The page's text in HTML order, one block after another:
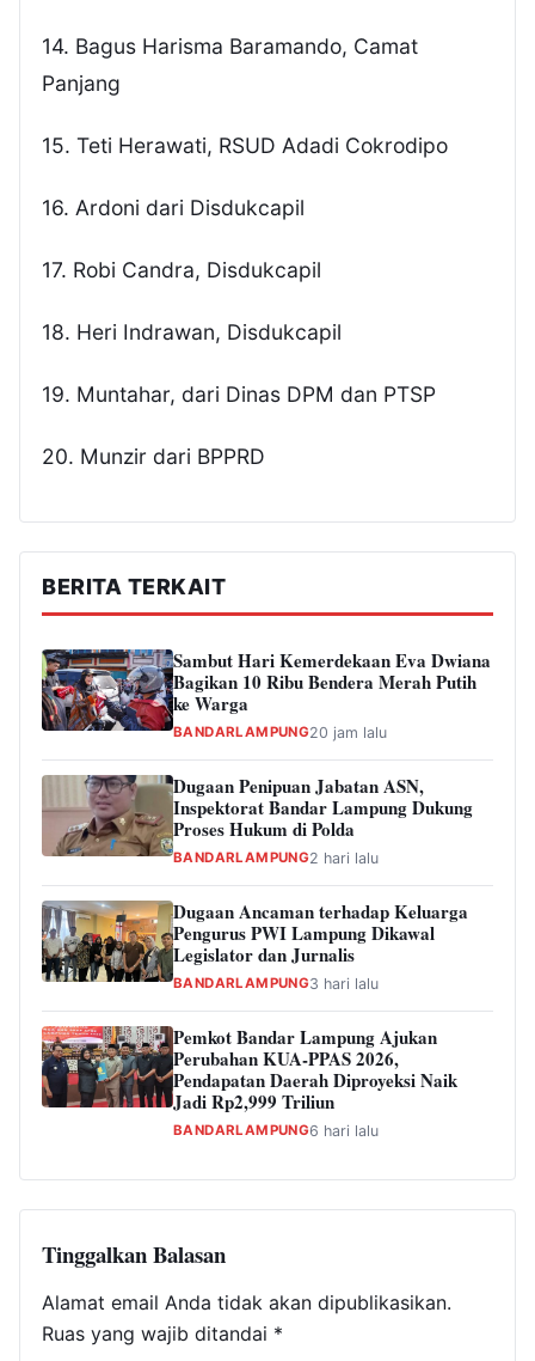
14. Bagus Harisma Baramando, Camat
Panjang
15. Teti Herawati, RSUD Adadi Cokrodipo
16. Ardoni dari Disdukcapil
17. Robi Candra, Disdukcapil
18. Heri Indrawan, Disdukcapil
19. Muntahar, dari Dinas DPM dan PTSP
20. Munzir dari BPPRD
BERITA TERKAIT
Sambut Hari Kemerdekaan Eva Dwiana
Bagikan 10 Ribu Bendera Merah Putih
ke Warga
BANDARLAMPUNG20 jam lalu
Dugaan Penipuan Jabatan ASN,
Inspektorat Bandar Lampung Dukung
Proses Hukum di Polda
BANDARLAMPUNG2 hari lalu
Dugaan Ancaman terhadap Keluarga
Pengurus PWI Lampung Dikawal
Legislator dan Jurnalis
BANDARLAMPUNG3 hari lalu
Pemkot Bandar Lampung Ajukan
Perubahan KUA-PPAS 2026,
Pendapatan Daerah Diproyeksi Naik
Jadi Rp2,999 Triliun
BANDARLAMPUNG6 hari lalu
Tinggalkan Balasan
Alamat email Anda tidak akan dipublikasikan.
Ruas yang wajib ditandai *